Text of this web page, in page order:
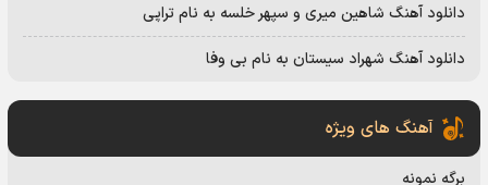
دانلود آهنگ شاهین میری و سپهر خلسه به نام تراپی
دانلود آهنگ شهراد سیستان به نام بی وفا
آهنگ های ویژه
برگه نمونه